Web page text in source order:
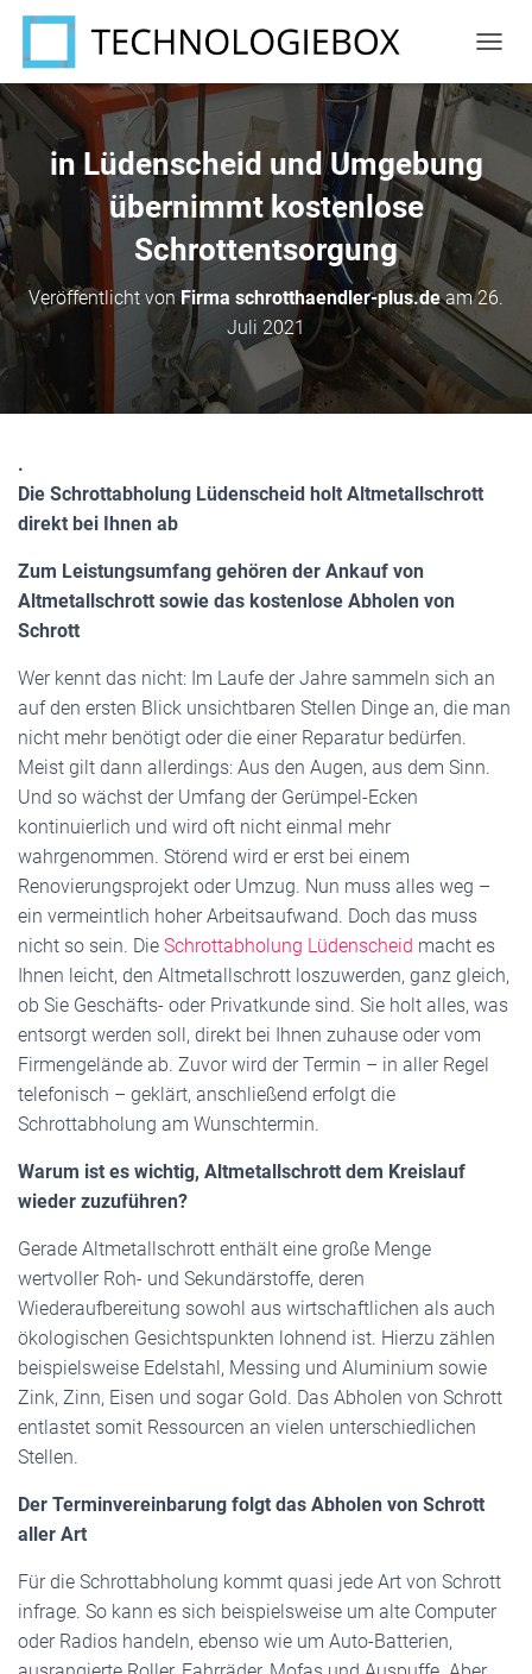
A
V
I
O
N
M
S
C
in Lüdenscheid und Umgebung
übernimmt kostenlose
Schrottentsorgung
Veröffentlicht vonFirma schrotthaendler-plus.deam26.
Juli 2021
.
Die Schrottabholung Lüdenscheid holt Altmetallschrott
direkt bei Ihnen ab
Zum Leistungsumfang gehören der Ankauf von
Altmetallschrott sowie das kostenlose Abholen von
Schrott
Wer kennt das nicht: Im Laufe der Jahre sammeln sich an
auf den ersten Blick unsichtbaren Stellen Dinge an, die man
nicht mehr benötigt oder die einer Reparatur bedürfen.
Meist gilt dann allerdings: Aus den Augen, aus dem Sinn.
Und so wächst der Umfang der Gerümpel-Ecken
kontinuierlich und wird oft nicht einmal mehr
wahrgenommen. Störend wird er erst bei einem
Renovierungsprojekt oder Umzug. Nun muss alles weg –
ein vermeintlich hoher Arbeitsaufwand. Doch das muss
nicht so sein. Die Schrottabholung Lüdenscheid macht es
Ihnen leicht, den Altmetallschrott loszuwerden, ganz gleich,
ob Sie Geschäfts- oder Privatkunde sind. Sie holt alles, was
entsorgt werden soll, direkt bei Ihnen zuhause oder vom
Firmengelände ab. Zuvor wird der Termin – in aller Regel
telefonisch – geklärt, anschließend erfolgt die
Schrottabholung am Wunschtermin.
Warum ist es wichtig, Altmetallschrott dem Kreislauf
wieder zuzuführen?
Gerade Altmetallschrott enthält eine große Menge
wertvoller Roh- und Sekundärstoffe, deren
Wiederaufbereitung sowohl aus wirtschaftlichen als auch
ökologischen Gesichtspunkten lohnend ist. Hierzu zählen
beispielsweise Edelstahl, Messing und Aluminium sowie
Zink, Zinn, Eisen und sogar Gold. Das Abholen von Schrott
entlastet somit Ressourcen an vielen unterschiedlichen
Stellen.
Der Terminvereinbarung folgt das Abholen von Schrott
aller Art
Für die Schrottabholung kommt quasi jede Art von Schrott
infrage. So kann es sich beispielsweise um alte Computer
oder Radios handeln, ebenso wie um Auto-Batterien,